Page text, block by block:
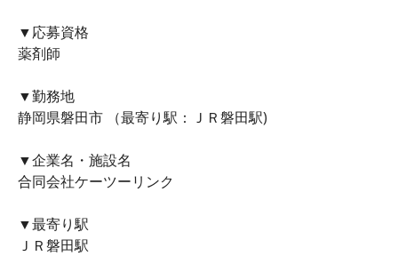
▼応募資格
薬剤師
▼勤務地
静岡県磐田市 （最寄り駅：ＪＲ磐田駅)
▼企業名・施設名
合同会社ケーツーリンク
▼最寄り駅
ＪＲ磐田駅